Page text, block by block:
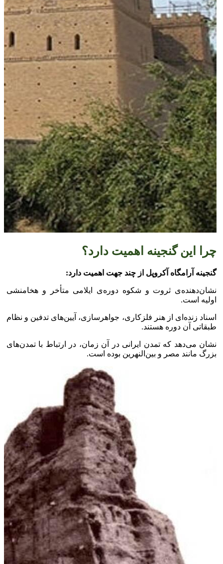
چرا این گنجینه اهمیت دارد؟
گنجینه آرامگاه آکروپل از چند جهت اهمیت دارد:
نشان‌دهنده‌ی ثروت و شکوه دوره‌ی ایلامی متأخر و هخامنشی
اولیه است.
اسناد زنده‌ای از هنر فلزکاری، جواهرسازی، آیین‌های تدفین و نظام
طبقاتی آن دوره هستند.
نشان می‌دهد که تمدن ایرانی در آن زمان، در ارتباط با تمدن‌های
بزرگ مانند مصر و بین‌النهرین بوده است.